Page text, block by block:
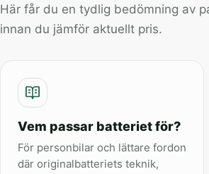
Här får du en tydlig bedömning av
innan du jämför aktuellt pris.
Vem passar batteriet för?
För personbilar och lättare fordon
där originalbatteriets teknik,